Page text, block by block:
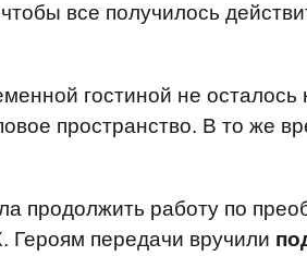
все получилось
гостиной не осталось
пространство. В то же
продолжить работу по
передачи вручили